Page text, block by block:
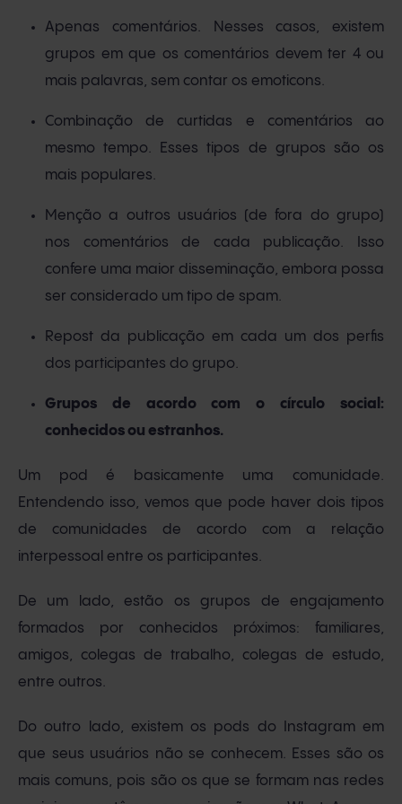
Apenas comentários. Nesses casos, existem
grupos em que os comentários devem ter 4 ou
mais palavras, sem contar os emoticons.
Combinação de curtidas e comentários ao
mesmo tempo. Esses tipos de grupos são os
mais populares.
Menção a outros usuários (de fora do grupo)
nos comentários de cada publicação. Isso
confere uma maior disseminação, embora possa
ser considerado um tipo de spam.
Repost da publicação em cada um dos perfis
dos participantes do grupo.
Grupos de acordo com o círculo social:
conhecidos ou estranhos.
Um pod é basicamente uma comunidade.
Entendendo isso, vemos que pode haver dois tipos
de comunidades de acordo com a relação
interpessoal entre os participantes.
De um lado, estão os grupos de engajamento
formados por conhecidos próximos: familiares,
amigos, colegas de trabalho, colegas de estudo,
entre outros.
Do outro lado, existem os pods do Instagram em
que seus usuários não se conhecem. Esses são os
mais comuns, pois são os que se formam nas redes